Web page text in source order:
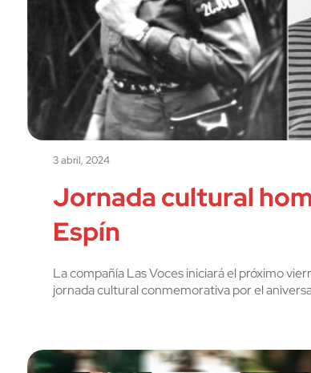
3 abril, 2024
Jornada cultural
Espín
La compañía Las Voces iniciará el próximo
jornada cultural conmemorativa por el